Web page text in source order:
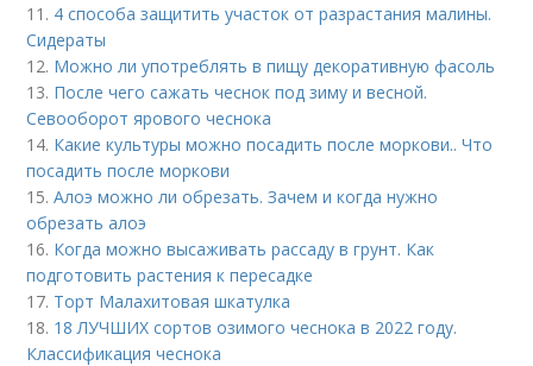
11. 4 способа защитить участок от разрастания малины.
Сидераты
12. Можно ли употреблять в пищу декоративную фасоль
13. После чего сажать чеснок под зиму и весной.
Севооборот ярового чеснока
14. Какие культуры можно посадить после моркови.. Что
посадить после моркови
15.Алоэ можно ли обрезать. Зачем и когда нужно
обрезать алоэ
16. Когда можно высаживать рассаду в грунт. Как
подготовить растения к пересадке
17. Торт Малахитовая шкатулка
18. 18 ЛУЧШИХ сортов озимого чеснока в 2022 году.
Классификация чеснока